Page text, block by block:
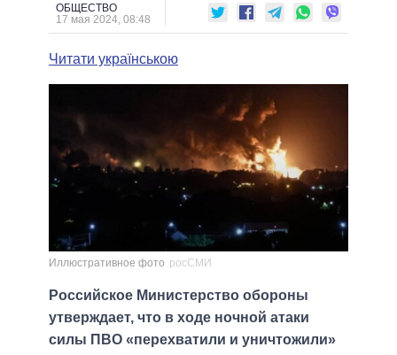
ГЛАВЫ ОБЛАДМИНИСТРАЦИЙ
МЭРЫ
ВСЕ ПЕРСОНЫ
СРАВНЕНИЕ ПОЛИТИКОВ
ОБЩЕСТВО
17 мая 2024, 08:48
Читати українською
Иллюстративное фото росСМИ
Российское Министерство обороны
утверждает, что в ходе ночной атаки
силы ПВО «перехватили и уничтожили»